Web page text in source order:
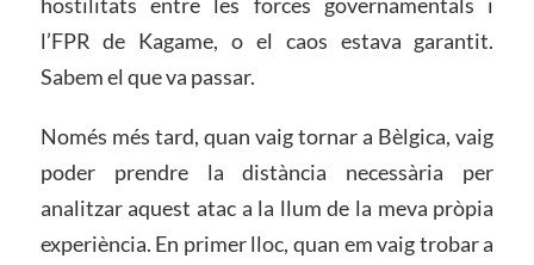
l’FPR de Kagame, o el caos estava garantit.
Sabem el que va passar.
Només més tard, quan vaig tornar a Bèlgica, vaig
poder prendre la distància necessària per
analitzar aquest atac a la llum de la meva pròpia
experiència. En primer lloc, quan em vaig trobar a